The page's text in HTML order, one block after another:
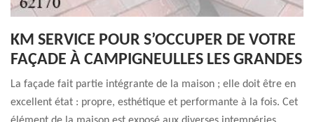
KM SERVICE POUR S’OCCUPER DE VOTRE
FAÇADE À CAMPIGNEULLES LES GRANDES
La façade fait partie intégrante de la maison ; elle doit être en
excellent état : propre, esthétique et performante à la fois. Cet